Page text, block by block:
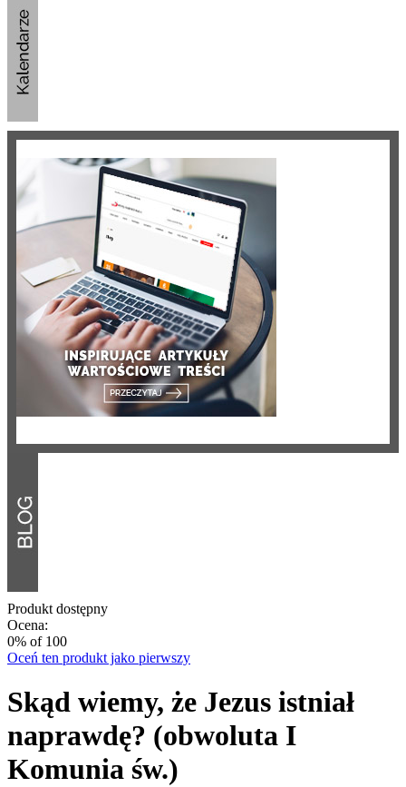
Produkt dostępny
Ocena:
0% of 100
Oceń ten produkt jako pierwszy
Skąd wiemy, że Jezus istniał
naprawdę? (obwoluta I
Komunia św.)